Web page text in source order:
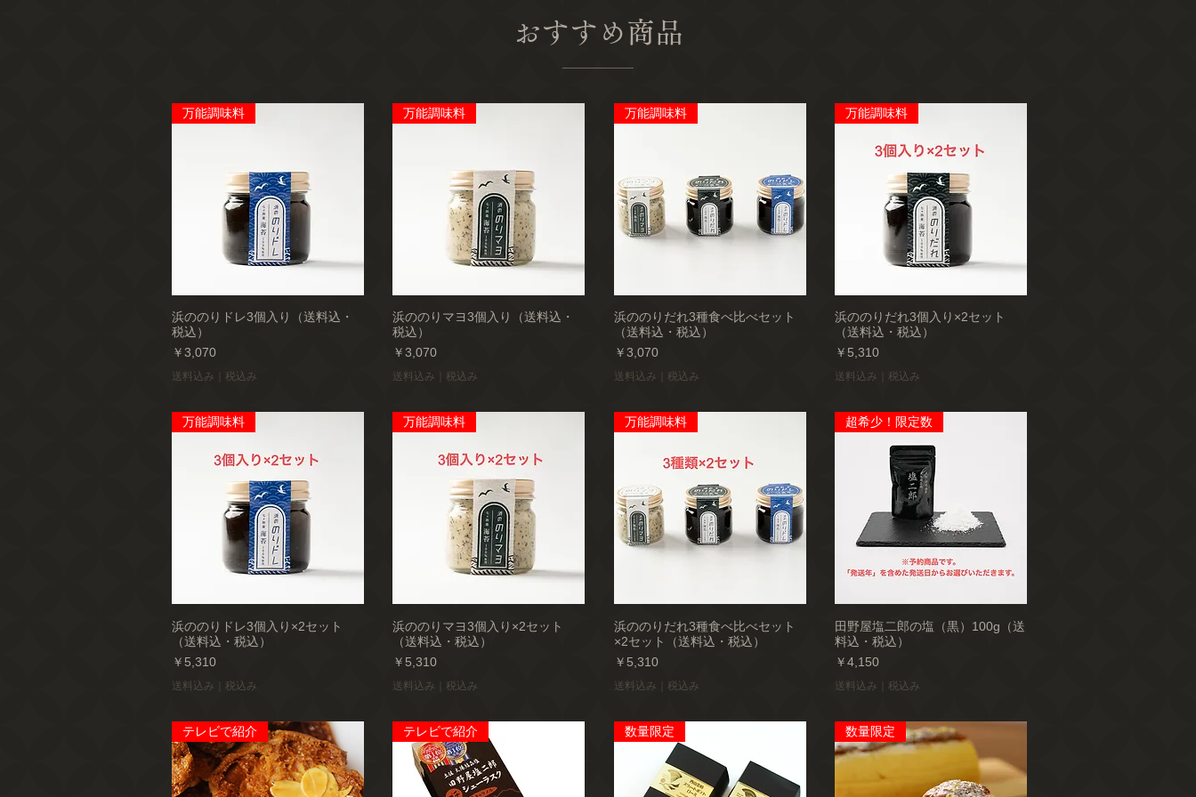
おすすめ商品
万能調味料
浜ののりドレ3個入り（送料込・
税込）
価格
￥3,070
送料込み｜税込み
万能調味料
浜ののりマヨ3個入り（送料込・
税込）
価格
￥3,070
送料込み｜税込み
万能調味料
浜ののりだれ3種食べ比べセット
（送料込・税込）
価格
￥3,070
送料込み｜税込み
万能調味料
浜ののりだれ3個入り×2セット
（送料込・税込）
価格
￥5,310
送料込み｜税込み
万能調味料
浜ののりドレ3個入り×2セット
（送料込・税込）
価格
￥5,310
送料込み｜税込み
万能調味料
浜ののりマヨ3個入り×2セット
（送料込・税込）
価格
￥5,310
送料込み｜税込み
万能調味料
浜ののりだれ3種食べ比べセット
×2セット（送料込・税込）
価格
￥5,310
送料込み｜税込み
超希少！限定数
田野屋塩二郎の塩（黒）100g（送
料込・税込）
価格
￥4,150
送料込み｜税込み
テレビで紹介 テレビで紹介 数量限定 数量限定